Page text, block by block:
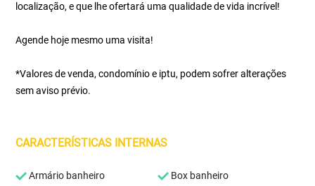
localização, e que lhe ofertará uma qualidade de vida incrível!
Agende hoje mesmo uma visita!
*Valores de venda, condomínio e iptu, podem sofrer alterações
sem aviso prévio.
CARACTERÍSTICAS INTERNAS
Armário banheiro Box banheiro